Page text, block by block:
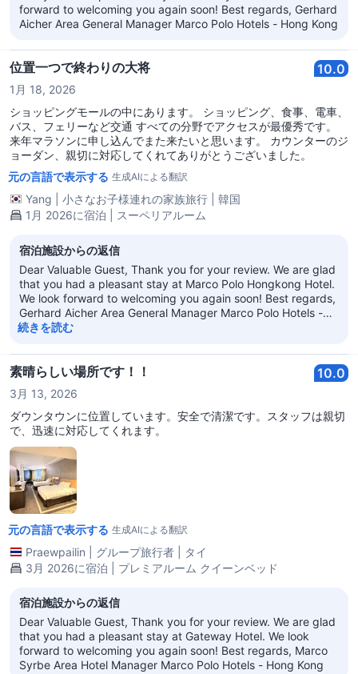
forward to welcoming you again soon! Best regards, Gerhard
Aicher Area General Manager Marco Polo Hotels - Hong Kong
位置一つで終わりの大将 10.0
1月 18, 2026
ショッピングモールの中にあります。 ショッピング、食事、電車、
バス、フェリーなど交通 すべての分野でアクセスが最優秀です。
来年マラソンに申し込んでまた来たいと思います。 カウンターのジ
ョーダン、親切に対応してくれてありがとうございました。
元の言語で表示する 生成AIによる翻訳
Yang 小さなお子様連れの家族旅行
韓国
1月 2026に宿泊 | スーペリアルーム
宿泊施設からの返信
Dear Valuable Guest, Thank you for your review. We are glad
that you had a pleasant stay at Marco Polo Hongkong Hotel.
We look forward to welcoming you again soon! Best regards,
Gerhard Aicher Area General Manager Marco Polo Hotels -
Hong Kong
続きを読む
素晴らしい場所です！！ 10.0
3月 13, 2026
ダウンタウンに位置しています。安全で清潔です。スタッフは親切
で、迅速に対応してくれます。
元の言語で表示する 生成AIによる翻訳
Praewpailin グループ旅行者
タイ
3月 2026に宿泊 | プレミアルーム クイーンベッド
宿泊施設からの返信
Dear Valuable Guest, Thank you for your review. We are glad
that you had a pleasant stay at Gateway Hotel. We look
forward to welcoming you again soon! Best regards, Marco
Syrbe Area Hotel Manager Marco Polo Hotels - Hong Kong